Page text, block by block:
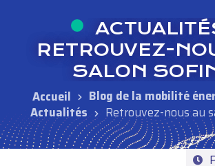
RETROUVEZ-
SALON
Blog de la mobilité
Actualités
Retrouvez-nous au